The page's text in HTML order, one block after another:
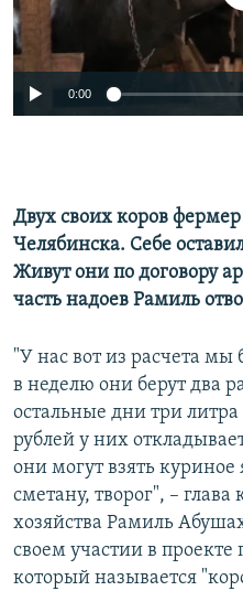
ПОБЕДИТЕЛЕЙ НЕ СУДЯТ?
КРЫМ.НЕПОКОРЕННЫЙ
ELIFBE
ПРИСОЕДИНЯЙТЕСЬ!
0:00
Двух своих коров
Челябинска. Себе
Живут они по договору
часть надоев Рамиль
"У нас вот из расчета мы
в неделю они берут два
остальные дни три литра
рублей у них
они могут взять куриное
сметану, творог", –
хозяйства Рамиль
своем участии в
который называется